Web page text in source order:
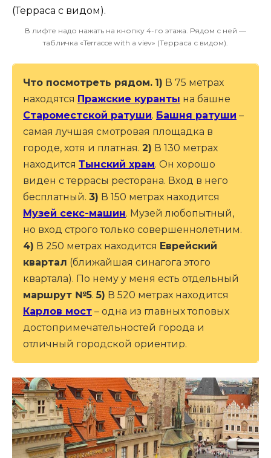
В лифте надо нажать на кнопку 4-го этажа. Рядом с ней —
табличка «Terracce with a viev» (Терраса с видом).
Что посмотреть рядом. 1) В 75 метрах
находятся Пражские куранты на башне
Староместской ратуши. Башня ратуши –
самая лучшая смотровая площадка в
городе, хотя и платная. 2) В 130 метрах
находится Тынский храм. Он хорошо
виден с террасы ресторана. Вход в него
бесплатный. 3) В 150 метрах находится
Музей секс-машин. Музей любопытный,
но вход строго только совершеннолетним.
4) В 250 метрах находится Еврейский
квартал (ближайшая синагога этого
квартала). По нему у меня есть отдельный
маршрут №5.5) В 520 метрах находится
Карлов мост – одна из главных топовых
достопримечательностей города и
отличный городской ориентир.